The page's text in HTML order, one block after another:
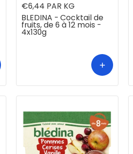
BLEDINA - Cocktail de
fruits, de 6 à 12 mois -
4x130g
€6,44 PAR KG